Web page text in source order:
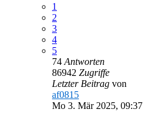
1
2
3
4
5
74 Antworten
86942 Zugriffe
Letzter Beitrag von
af0815
Mo 3. Mär 2025, 09:37